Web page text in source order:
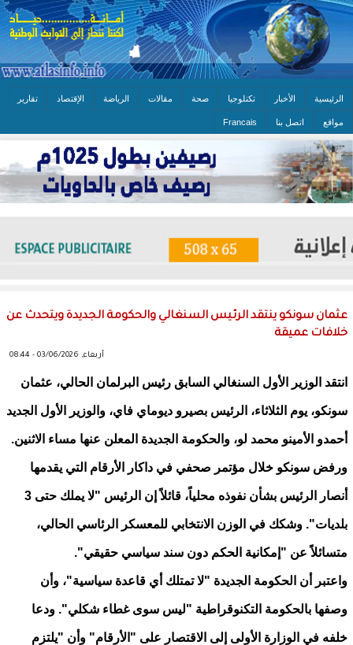
الرئيسية الأخبار تكنلوجيا صحة مقالات الرياضة الإقتصاد تقارير
مواقع اتصل بنا Francais
عثمان سونكو ينتقد الرئيس السنغالي والحكومة الجديدة ويتحدث عن
خلافات عميقة
أربعاء, 03/06/2026 - 08:44
انتقد الوزير الأول السنغالي السابق رئيس البرلمان الحالي، عثمان
سونكو، يوم الثلاثاء، الرئيس بصيرو ديوماي فاي، والوزير الأول الجديد
أحمدو الأمينو محمد لو، والحكومة الجديدة المعلن عنها مساء الاثنين.
ورفض سونكو خلال مؤتمر صحفي في داكار الأرقام التي يقدمها
أنصار الرئيس بشأن نفوذه محلياً، قائلاً إن الرئيس "لا يملك حتى 3
بلديات". وشكك في الوزن الانتخابي للمعسكر الرئاسي الحالي،
متسائلاً عن "إمكانية الحكم دون سند سياسي حقيقي".
واعتبر أن الحكومة الجديدة "لا تمتلك أي قاعدة سياسية"، وأن
وصفها بالحكومة التكنوقراطية "ليس سوى غطاء شكلي". ودعا
خلفه في الوزارة الأولى إلى الاقتصار على "الأرقام" وأن "يلتزم